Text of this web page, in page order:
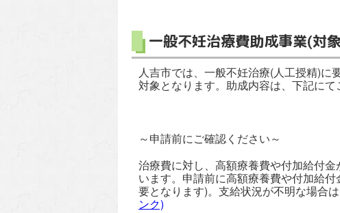
一般不妊治療費助成事業(対
人吉市では、一般不妊治療(人工授精)
対象となります。助成内容は、下記にて
～申請前にご確認ください～
治療費に対し、高額療養費や付加給付
います。申請前に高額療養費や付加給
要となります)。支給状況が不明な場合
ンク)